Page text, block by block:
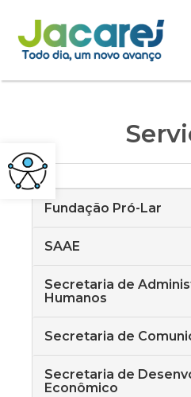
Pular
para
o
Fundação Pró-Lar
SAAE
Secretaria de
Humanos
Secretaria de
Secretaria de
Econômico